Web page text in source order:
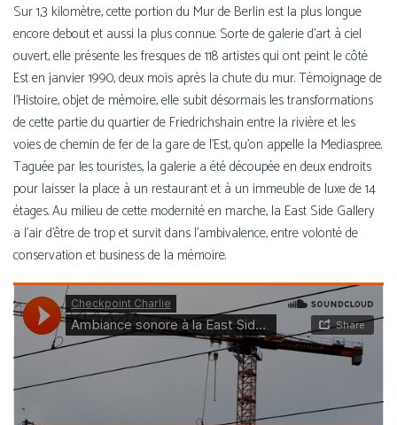
Sur 1,3 kilo­mètre, cette por­tion du Mur de Berlin est la plus longue
encore debout et aus­si la plus connue. Sorte de gale­rie d’art à ciel
ouvert, elle pré­sente les fresques de 118 artistes qui ont peint le côté
Est en jan­vier 1990, deux mois après la chute du mur. Témoignage de
l’Histoire, objet de mémoire, elle subit désor­mais les trans­for­ma­tions
de cette par­tie du quar­tier de Friedrichshain entre la rivière et les
voies de che­min de fer de la gare de l’Est, qu’on appelle la Mediaspree.
Taguée par les tou­ristes, la gale­rie a été décou­pée en deux endroits
pour lais­ser la place à un res­tau­rant et à un immeuble de luxe de 14
étages. Au milieu de cette moder­ni­té en marche, la East Side Gallery
a l’air d’être de trop et sur­vit dans l’am­bi­va­lence, entre volon­té de
conser­va­tion et busi­ness de la mémoire.